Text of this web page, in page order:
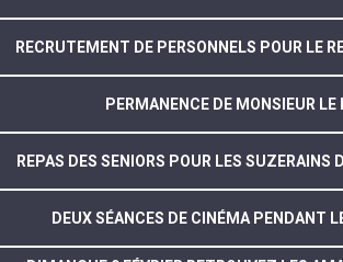
RECRUTEMENT DE PERSONNELS POUR LE
PERMANENCE DE MONSIEUR LE
REPAS DES SENIORS POUR LES SUZERAINS
DEUX SÉANCES DE CINÉMA PENDANT